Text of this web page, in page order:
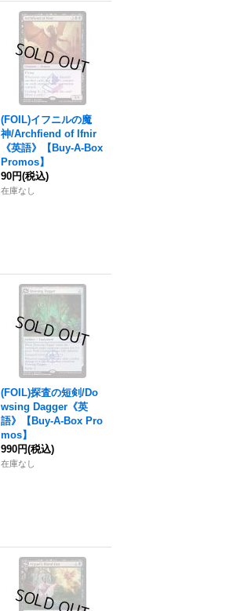
(FOIL)イフニルの魔
神/Archfiend of Ifnir
《英語》【Buy-A-Box
Promos】
90円(税込)
在庫なし
(FOIL)探査の短剣/Do
wsing Dagger《英
語》【Buy-A-Box Pro
mos】
990円(税込)
在庫なし